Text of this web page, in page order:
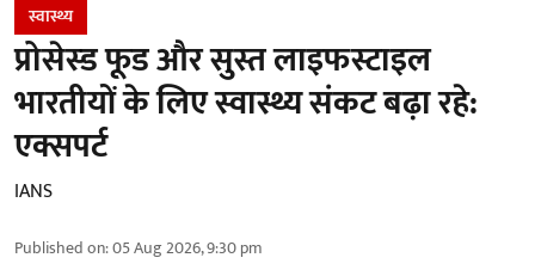
स्वास्थ्य
प्रोसेस्ड फूड और सुस्त लाइफस्टाइल
भारतीयों के लिए स्वास्थ्य संकट बढ़ा रहे:
एक्सपर्ट
IANS
Published on:05 Aug 2026, 9:30 pm